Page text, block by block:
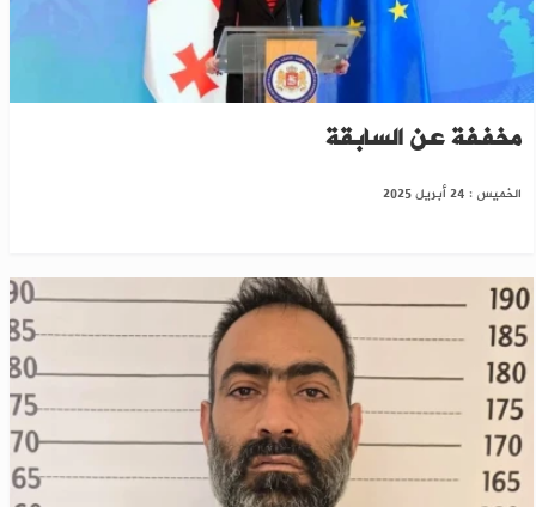
جورجيا تفتح أبوابها لدخول السوريين بشروط
مخففة عن السابقة
الخميس : 24 أبريل 2025